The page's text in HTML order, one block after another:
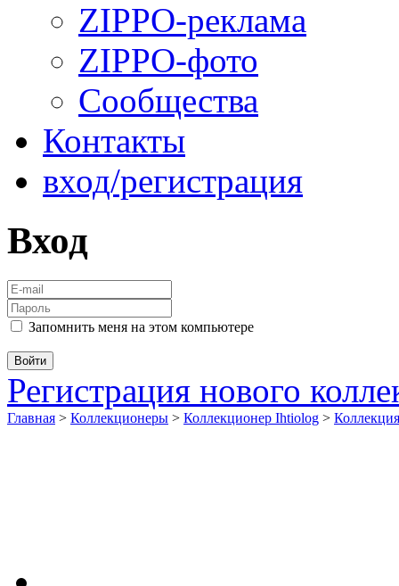
ZIPPO-реклама
ZIPPO-фото
Сообщества
Контакты
вход/регистрация
Вход
Запомнить меня на этом компьютере
Регистрация нового
Главная > Коллекционеры > Коллекционер Ihtiolog >